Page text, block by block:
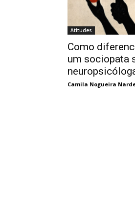
Atitudes
Como
um sociopata
Camila Nogueira